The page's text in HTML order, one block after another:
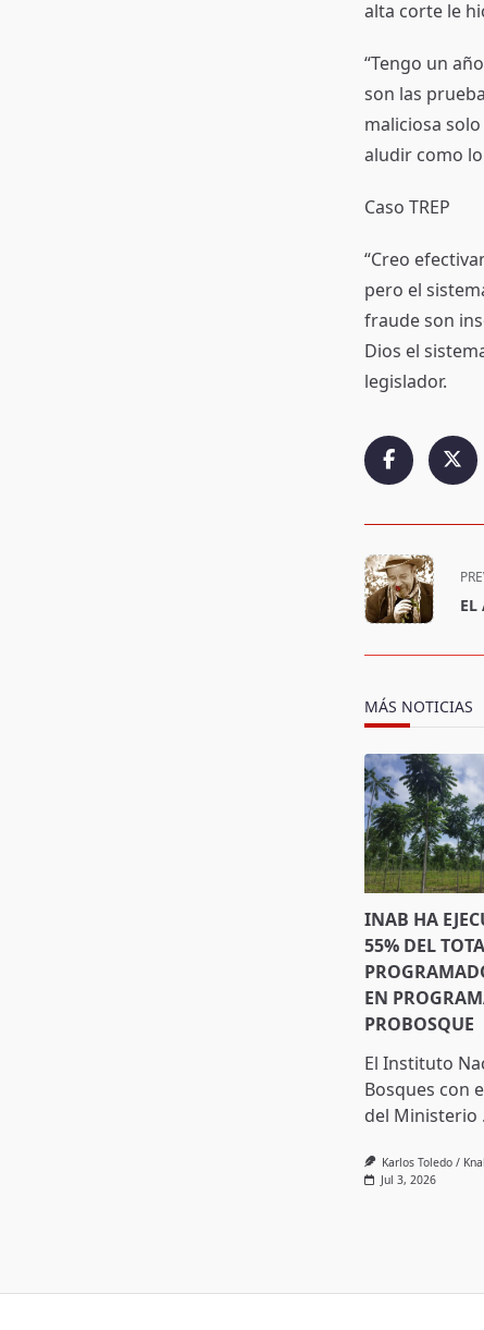
alta corte le
“Tengo un
son las
maliciosa
aludir como
Caso TREP
“Creo
pero el
fraude son
Dios el
legislador.
<span
class="nav-
subtitle
text">Page</
EL
MÁS NOTICIAS
INAB HA
55% DEL
EN
PROBOSQUE
El Instituto
Bosques con
del Ministerio
Karlos Toledo /
Jul 3, 2026